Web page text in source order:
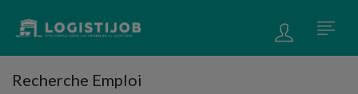
Recherche Emploi